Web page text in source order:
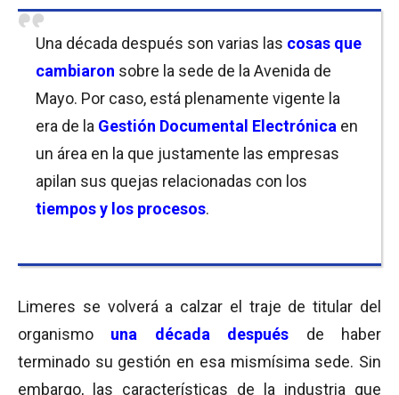
Una década después son varias las cosas que
cambiaron sobre la sede de la Avenida de
Mayo. Por caso, está plenamente vigente la
era de la Gestión Documental Electrónica en
un área en la que justamente las empresas
apilan sus quejas relacionadas con los
tiempos y los procesos.
Limeres se volverá a calzar el traje de titular del
organismo una década después de haber
terminado su gestión en esa mismísima sede. Sin
embargo, las características de la industria que